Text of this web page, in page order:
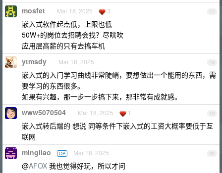
17
mosfet Mar 18, 2025 3
嵌入式软件起点低，上限也低
50W+的岗位去招聘会找？尽瞎吹
应用层高薪的只有去搞车机
18
ytmsdy Mar 18, 2025
嵌入式的入门学习曲线非常陡峭，要想做出一个能用的东西，需
要学习的东西很多。
如果有兴趣，那一步一步搞下来，那非常有成就感。
19
www5070504 Mar 18, 2025 1
嵌入式转后端的 想说 同等条件下嵌入式的工资大概率要低于互
联网
20
mingliao OP Mar 18, 2025
@AFOX 我也觉得好玩，所以才问